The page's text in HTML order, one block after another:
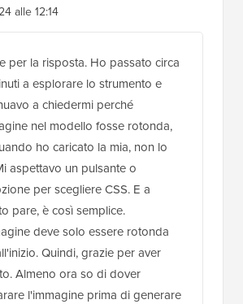
alle 12:14
per la risposta. Ho passato circa
a esplorare lo strumento e
a chiedermi perché
nel modello fosse rotonda,
ho caricato la mia, non lo
aspettavo un pulsante o
per scegliere CSS. E a
pare, è così semplice.
deve solo essere rotonda
Quindi, grazie per aver
Almeno ora so di dover
l'immagine prima di generare